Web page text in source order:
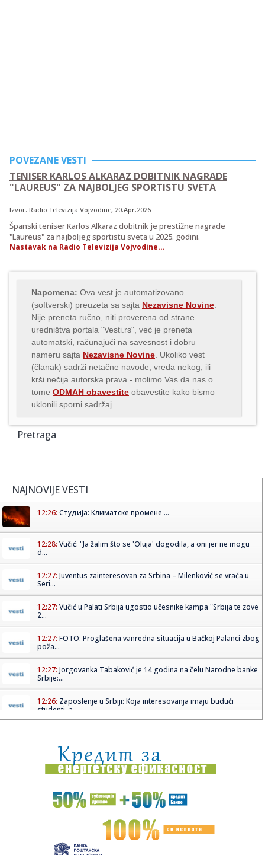
POVEZANE VESTI
TENISER KARLOS ALKARAZ DOBITNIK NAGRADE
"LAUREUS" ZA NAJBOLJEG SPORTISTU SVETA
Izvor: Radio Televizija Vojvodine, 20.Apr.2026
Španski teniser Karlos Alkaraz dobitnik je prestižne nagrade
"Laureus" za najboljeg sportistu sveta u 2025. godini.
Nastavak na Radio Televizija Vojvodine...
Napomena: Ova vest je automatizovano
(softverski) preuzeta sa sajta Nezavisne Novine
Nije preneta ručno, niti proverena od strane
uredništva portala "Vesti.rs", već je preneta
automatski, računajući na savesnost i dobru
nameru sajta Nezavisne Novine . Ukoliko vest
(članak) sadrži netačne navode, vređa nekog, ili
krši nečija autorska prava - molimo Vas da nas o
tome ODMAH obavestite obavestite kako bismo
uklonili sporni sadržaj.
Pretraga
NAJNOVIJE VESTI
12:26: Студија: Климатске промене ...
12:28: Vučić: "Ja žalim što se 'Oluja' dogodila, a oni jer ne mogu
d...
12:27: Juventus zainteresovan za Srbina – Milenković se vraća u
Seri...
12:27: Vučić u Palati Srbija ugostio učesnike kampa "Srbija te zove
2...
12:27: FOTO: Proglašena vanredna situacija u Bačkoj Palanci zbog
poža...
12:27: Jorgovanka Tabaković je 14 godina na čelu Narodne banke
Srbije:...
12:26: Zaposlenje u Srbiji: Koja interesovanja imaju budući
studenti, a...
12:23:Spas za mlekarstvo; Vučić najavio dodatne subvencije za
mlekare
12:21:NOVI DIV U TEL AVIVU: Armando Bakot zvanično pojačao
Makabi!
Američki senator ukazuje na napredak u Senatu dok se